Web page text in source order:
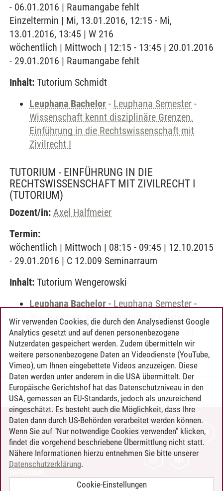
- 06.01.2016 | Raumangabe fehlt
Einzeltermin | Mi, 13.01.2016, 12:15 - Mi,
13.01.2016, 13:45 | W 216
wöchentlich | Mittwoch | 12:15 - 13:45 | 20.01.2016
- 29.01.2016 | Raumangabe fehlt
Inhalt: Tutorium Schmidt
Leuphana Bachelor - Leuphana Semester -
Wissenschaft kennt disziplinäre Grenzen.
Einführung in die Rechtswissenschaft mit
Zivilrecht I
TUTORIUM - EINFÜHRUNG IN DIE
RECHTSWISSENSCHAFT MIT ZIVILRECHT I
(TUTORIUM)
Dozent/in: Axel Halfmeier
Termin:
wöchentlich | Mittwoch | 08:15 - 09:45 | 12.10.2015
- 29.01.2016 | C 12.009 Seminarraum
Inhalt: Tutorium Wengerowski
Leuphana Bachelor - Leuphana Semester -
Wissenschaft kennt disziplinäre Grenzen.
Einführung in die Rechtswissenschaft mit
Zivilrecht I
Timo Leder/30.06.2024
KONTAKT
LEUPHANA ALS ARBEITGEBER
INTRANET
Wir verwenden Cookies, die durch den Analysedienst Google
Analytics gesetzt und auf denen personenbezogene
Nutzerdaten gespeichert werden. Zudem übermitteln wir
weitere personenbezogene Daten an Videodienste (YouTube,
Vimeo), um Ihnen eingebettete Videos anzuzeigen. Diese
Daten werden unter anderem in die USA übermittelt. Der
Europäische Gerichtshof hat das Datenschutzniveau in den
USA, gemessen an EU-Standards, jedoch als unzureichend
eingeschätzt. Es besteht auch die Möglichkeit, dass Ihre
Daten dann durch US-Behörden verarbeitet werden können.
Wenn Sie auf "Nur notwendige Cookies verwenden" klicken,
findet die vorgehend beschriebene Übermittlung nicht statt.
Nähere Informationen hierzu entnehmen Sie bitte unserer
Datenschutzerklärung.
Cookie-Einstellungen